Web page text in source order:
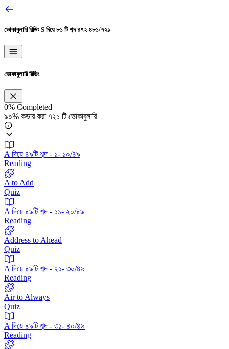
ভোকাবুলারি বিল্ডিংS দিয়ে ৮১ টি শব্দ ৪৭২-৪৮১/৭২১
ভোকাবুলারি বিল্ডিং
0% Completed
৯০% কভার করা ৭২১ টি ভোকাবুলারি
A দিয়ে ৪৯টি শব্দ - ১- ১০/৪৯
Reading
A to Add
Quiz
A দিয়ে ৪৯টি শব্দ - ১১- ২০/৪৯
Reading
Address to Ahead
Quiz
A দিয়ে ৪৯টি শব্দ - ২১- ৩০/৪৯
Reading
Air to Always
Quiz
A দিয়ে ৪৯টি শব্দ - ৩১- ৪০/৪৯
Reading